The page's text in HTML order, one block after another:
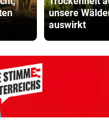
unsere
auswirkt